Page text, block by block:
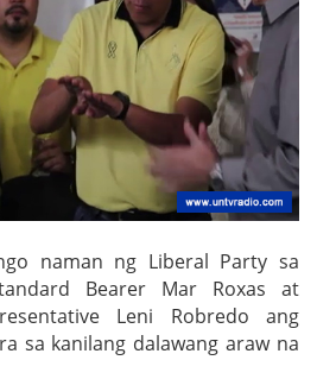
naman ng Liberal Party sa
Bearer Mar Roxas at
Leni Robredo ang
sa kanilang dalawang araw na